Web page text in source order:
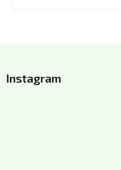
pInstagram